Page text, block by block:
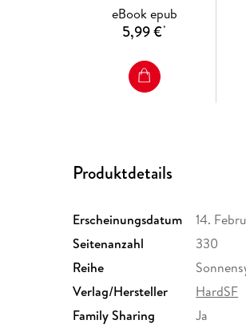
eBook epub
5,99 €*
Produktdetails
Erscheinungsdatum 14.
Seitenanzahl
330
Reihe
Verlag/Hersteller
HardSF
Family Sharing
Ja